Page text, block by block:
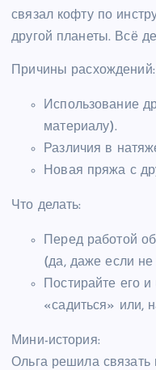
связал кофту по
другой планеты. Всё
Причины расхождений:
Использование
материалу).
Различия в
Новая пряжа с
Что делать:
Перед работой
(да, даже если не
Постирайте его
«садиться» или,
Мини-история:
Ольга решила связать